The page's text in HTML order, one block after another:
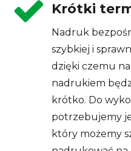
Krótki
Nadruk
szybkiej i
dzięki czemu
nadrukiem
krótko. Do
potrzebujemy
który możemy